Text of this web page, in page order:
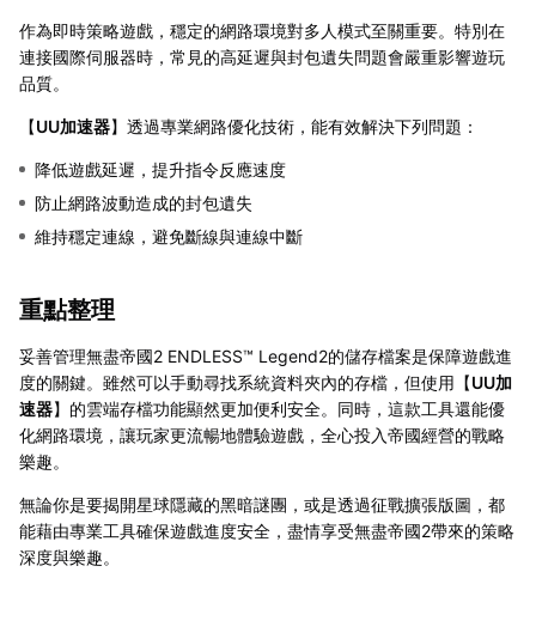
作為即時策略遊戲，穩定的網路環境對多人模式至關重要。特別在
連接國際伺服器時，常見的高延遲與封包遺失問題會嚴重影響遊玩
品質。
【UU加速器】透過專業網路優化技術，能有效解決下列問題：
降低遊戲延遲，提升指令反應速度
防止網路波動造成的封包遺失
維持穩定連線，避免斷線與連線中斷
重點整理
妥善管理無盡帝國2 ENDLESS™ Legend2的儲存檔案是保障遊戲進
度的關鍵。雖然可以手動尋找系統資料夾內的存檔，但使用【UU加
速器】的雲端存檔功能顯然更加便利安全。同時，這款工具還能優
化網路環境，讓玩家更流暢地體驗遊戲，全心投入帝國經營的戰略
樂趣。
無論你是要揭開星球隱藏的黑暗謎團，或是透過征戰擴張版圖，都
能藉由專業工具確保遊戲進度安全，盡情享受無盡帝國2帶來的策略
深度與樂趣。